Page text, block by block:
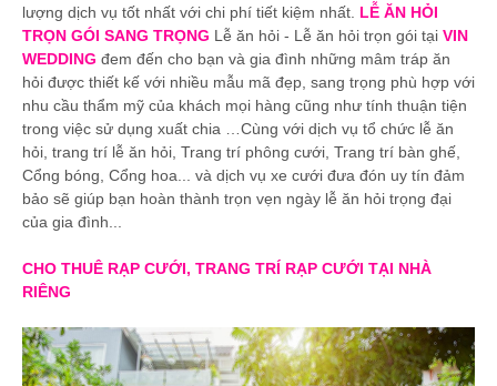
lượng dịch vụ tốt nhất với chi phí tiết kiệm nhất. LỄ ĂN HỎI
TRỌN GÓI SANG TRỌNG Lễ ăn hỏi - Lễ ăn hỏi trọn gói tại VIN
WEDDING đem đến cho bạn và gia đình những mâm tráp ăn
hỏi được thiết kế với nhiều mẫu mã đẹp, sang trọng phù hợp với
nhu cầu thẩm mỹ của khách mọi hàng cũng như tính thuận tiện
trong việc sử dụng xuất chia …Cùng với dịch vụ tổ chức lễ ăn
hỏi, trang trí lễ ăn hỏi, Trang trí phông cưới, Trang trí bàn ghế,
Cổng bóng, Cổng hoa... và dịch vụ xe cưới đưa đón uy tín đảm
bảo sẽ giúp bạn hoàn thành trọn vẹn ngày lễ ăn hỏi trọng đại
của gia đình...
CHO THUÊ RẠP CƯỚI, TRANG TRÍ RẠP CƯỚI TẠI NHÀ
RIÊNG